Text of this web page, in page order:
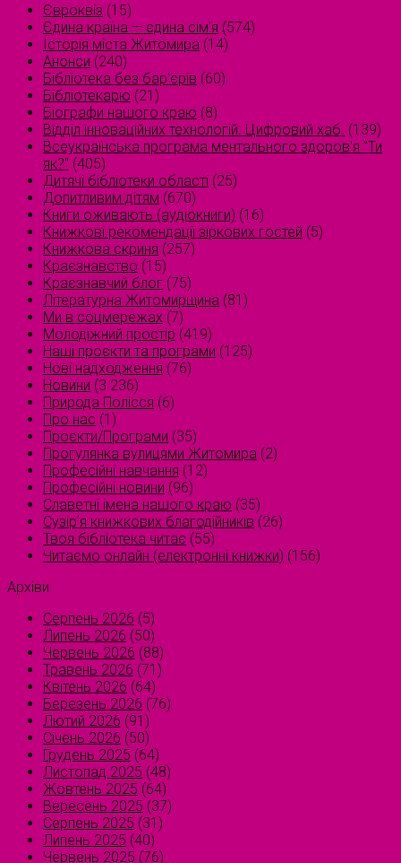
Євроквіз (15)
Єдина країна — єдина сім’я (574)
Історія міста Житомира (14)
Анонси (240)
Бібліотека без бар'єрів (60)
Бібліотекарю (21)
Біографи нашого краю (8)
Відділ інноваційних технологій. Цифровий хаб. (139)
Всеукраїнська програма ментального здоров'я "Ти
як?" (405)
Дитячі бібліотеки області (25)
Допитливим дітям (670)
Книги оживають (аудіокниги) (16)
Книжкові рекомендації зіркових гостей (5)
Книжкова скриня (257)
Краєзнавство (15)
Краєзнавчий блог (75)
Літературна Житомирщина (81)
Ми в соцмережах (7)
Молодіжний простір (419)
Наші проєкти та програми (125)
Нові надходження (76)
Новини (3 236)
Природа Полісся (6)
Про нас (1)
Проєкти/Програми (35)
Прогулянка вулицями Житомира (2)
Професійні навчання (12)
Професійні новини (96)
Славетні імена нашого краю (35)
Сузірʼя книжкових благодійників (26)
Твоя бібліотека читає (55)
Читаємо онлайн (електронні книжки) (156)
Архіви
Серпень 2026 (5)
Липень 2026 (50)
Червень 2026 (88)
Травень 2026 (71)
Квітень 2026 (64)
Березень 2026 (76)
Лютий 2026 (91)
Січень 2026 (50)
Грудень 2025 (64)
Листопад 2025 (48)
Жовтень 2025 (64)
Вересень 2025 (37)
Серпень 2025 (31)
Липень 2025 (40)
Червень 2025 (76)